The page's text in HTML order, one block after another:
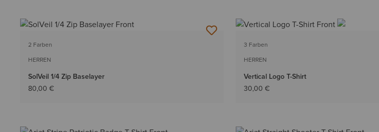
2 Farben
HERREN
SolVeil 1/4 Zip Baselayer
80,00 €
3 Farben
HERREN
Vertical Logo T-Shirt
30,00 €